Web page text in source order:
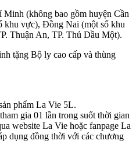
Minh (không bao gồm huyện Cần
khu vực), Đồng Nai (một số khu
Thuận An, TP. Thủ Dầu Một).
tặng Bộ ly cao cấp và thùng
phẩm La Vie 5L.
gia 01 lần trong suốt thời gian
website La Vie hoặc fanpage La
dụng đồng thời với các chương